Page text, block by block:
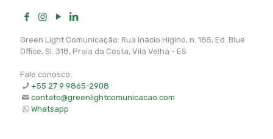
Green Light Comunicação: Rua Inácio Higino, n. 185, Ed. Blue
Office, Sl. 318, Praia da Costa, Vila Velha - ES
Fale conosco:
+55 27 9 9865-2908
contato@greenlightcomunicacao.com
Whatsapp